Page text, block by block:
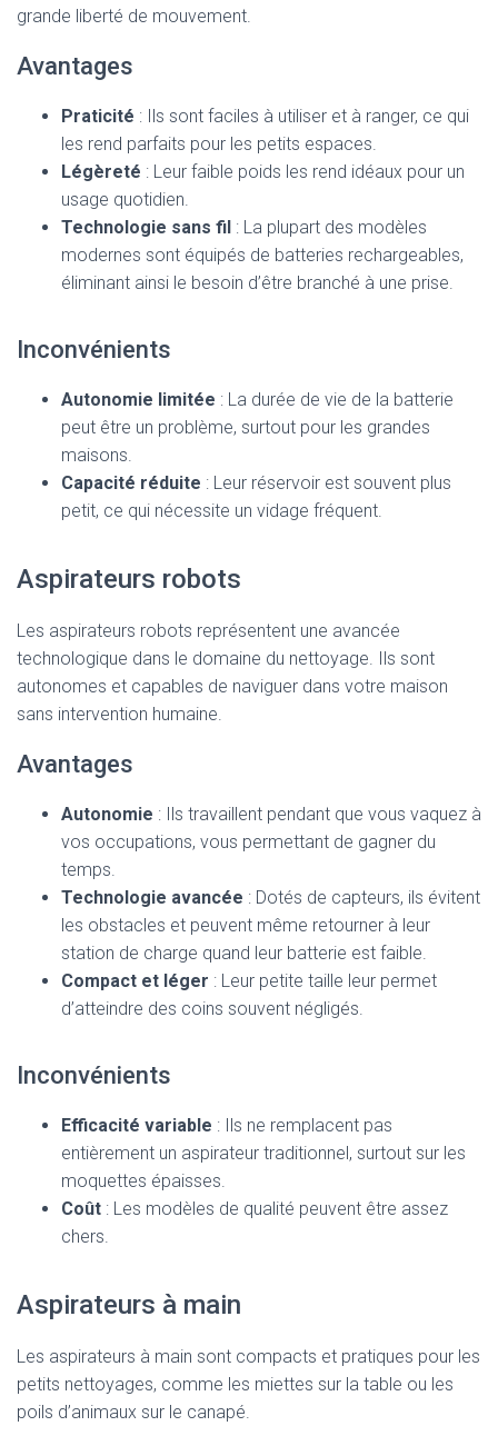
grande liberté de mouvement.
Avantages
Praticité : Ils sont faciles à utiliser et à ranger, ce qui
les rend parfaits pour les petits espaces.
Légèreté : Leur faible poids les rend idéaux pour un
usage quotidien.
Technologie sans fil : La plupart des modèles
modernes sont équipés de batteries rechargeables,
éliminant ainsi le besoin d’être branché à une prise.
Inconvénients
Autonomie limitée : La durée de vie de la batterie
peut être un problème, surtout pour les grandes
maisons.
Capacité réduite : Leur réservoir est souvent plus
petit, ce qui nécessite un vidage fréquent.
Aspirateurs robots
Les aspirateurs robots représentent une avancée
technologique dans le domaine du nettoyage. Ils sont
autonomes et capables de naviguer dans votre maison
sans intervention humaine.
Avantages
Autonomie : Ils travaillent pendant que vous vaquez à
vos occupations, vous permettant de gagner du
temps.
Technologie avancée : Dotés de capteurs, ils évitent
les obstacles et peuvent même retourner à leur
station de charge quand leur batterie est faible.
Compact et léger : Leur petite taille leur permet
d’atteindre des coins souvent négligés.
Inconvénients
Efficacité variable : Ils ne remplacent pas
entièrement un aspirateur traditionnel, surtout sur les
moquettes épaisses.
Coût : Les modèles de qualité peuvent être assez
chers.
Aspirateurs à main
Les aspirateurs à main sont compacts et pratiques pour les
petits nettoyages, comme les miettes sur la table ou les
poils d’animaux sur le canapé.